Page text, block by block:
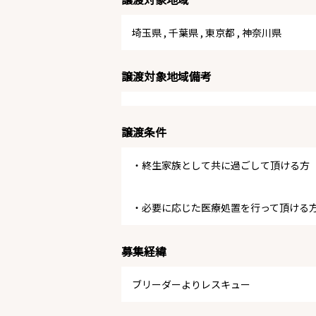
埼玉県 , 千葉県 , 東京都 , 神奈川県
譲渡対象地域備考
譲渡条件
・終生家族として共に過ごして頂ける方
・必要に応じた医療処置を行って頂ける
募集経緯
ブリーダーよりレスキュー